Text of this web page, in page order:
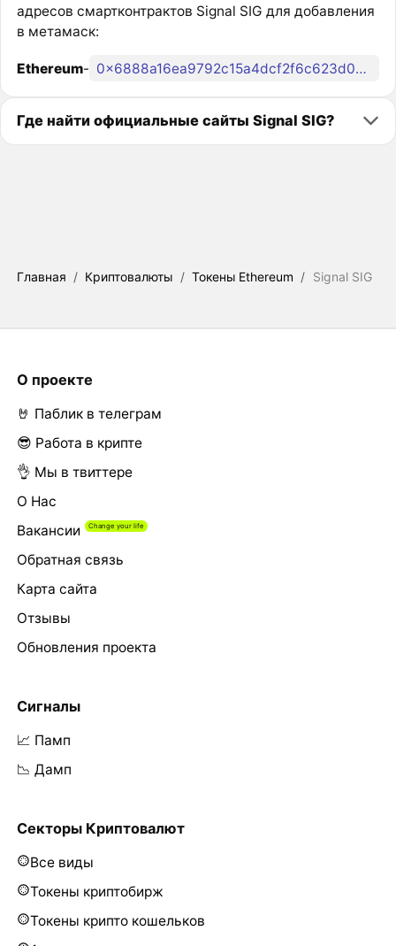
адресов смартконтрактов Signal SIG для добавления
в метамаск:
Ethereum- 0x6888a16ea9792c15a4dcf2f6c623d055c8ede792
Где найти официальные сайты Signal SIG?
Главная / Криптовалюты / Токены Ethereum / Signal SIG
О проекте
🤘 Паблик в телеграм
😎 Работа в крипте
👌 Мы в твиттере
О Нас
Вакансии
Обратная связь
Карта сайта
Отзывы
Обновления проекта
Сигналы
📈 Памп
📉 Дамп
Секторы Криптовалют
Все виды
Токены криптобирж
Токены крипто кошельков